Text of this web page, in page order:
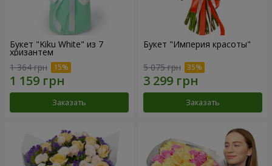
Букет "Kiku White" из 7
хризантем
1 364 грн
Заказать
Букет "Империя красоты"
5 075 грн
Заказать